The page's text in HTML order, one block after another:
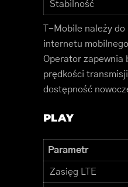
Stabilność
T-Mobile należy
internetu
Operator zapewnia
prędkości
dostępność
PLAY
Parametr
Zasięg LTE